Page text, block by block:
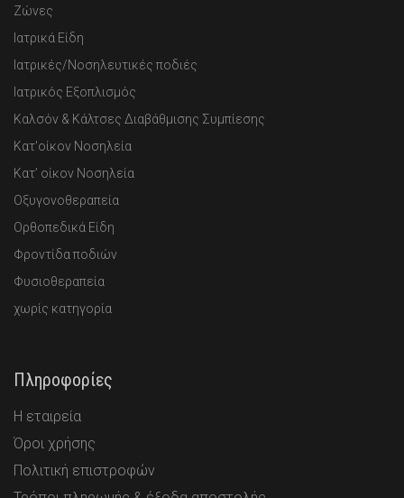
Ζώνες
Ιατρικά Είδη
Ιατρικές/Νοσηλευτικές ποδιές
Ιατρικός Εξοπλισμός
Καλσόν & Κάλτσες Διαβάθμισης Συμπίεσης
Κατ'οίκον Νοσηλεία
Κατ’ οίκον Νοσηλεία
Οξυγονοθεραπεία
Ορθοπεδικά Είδη
Φροντίδα ποδιών
Φυσιοθεραπεία
χωρίς κατηγορία
Πληροφορίες
Η εταιρεία
Όροι χρήσης
Πολιτική επιστροφών